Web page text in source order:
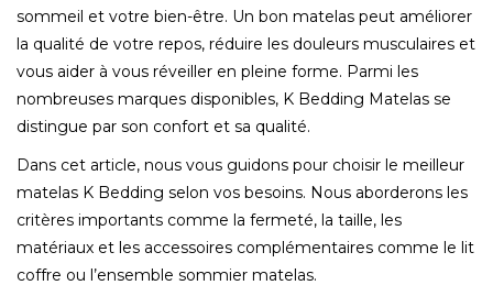
sommeil et votre bien-être. Un bon matelas peut améliorer
la qualité de votre repos, réduire les douleurs musculaires et
vous aider à vous réveiller en pleine forme. Parmi les
nombreuses marques disponibles, K Bedding Matelas se
distingue par son confort et sa qualité.
Dans cet article, nous vous guidons pour choisir le meilleur
matelas K Bedding selon vos besoins. Nous aborderons les
critères importants comme la fermeté, la taille, les
matériaux et les accessoires complémentaires comme le lit
coffre ou l’ensemble sommier matelas.